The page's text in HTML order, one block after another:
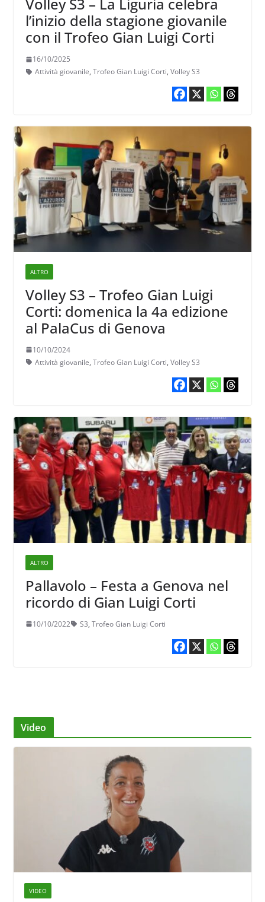
Volley S3 – La Liguria celebra
l’inizio della stagione giovanile
con il Trofeo Gian Luigi Corti
16/10/2025
Attività giovanile, Trofeo Gian Luigi Corti, Volley S3
ALTRO
Volley S3 – Trofeo Gian Luigi
Corti: domenica la 4a edizione
al PalaCus di Genova
10/10/2024
Attività giovanile, Trofeo Gian Luigi Corti, Volley S3
ALTRO
Pallavolo – Festa a Genova nel
ricordo di Gian Luigi Corti
10/10/2022 S3, Trofeo Gian Luigi Corti
Video
VIDEO